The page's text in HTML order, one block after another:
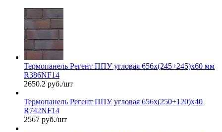
Термопанель Регент ППУ угловая 656х(245+245)х60 мм
R386NF14
2650.2 руб./шт
Термопанель Регент ППУ угловая 656х(250+120)х40
R742NF14
2567 руб./шт